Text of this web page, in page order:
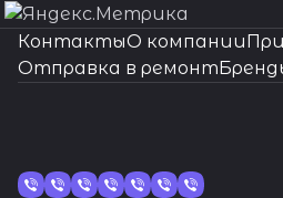
КонтактыО компании
Отправка в ремонт